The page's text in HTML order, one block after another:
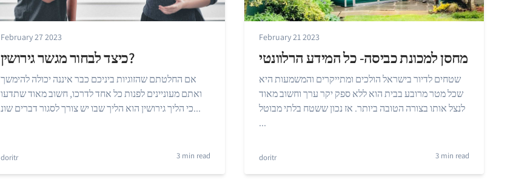
February 27 2023
כיצד לבחור מגשר גירושין?
אם החלטתם שהזוגיות ביניכם כבר איננה יכולה להימשך
ואתם מעוניינים לפנות כל אחד לדרכו, חשוב מאוד שתדעו
כי הליך גירושין הוא הליך שבו יש צורך לסגור דברים שונ...
doritr 3 min read
February 21 2023
מחסן למכונת כביסה- כל המידע הרלוונטי
שטחים לדיור בישראל הולכים ומתייקרים והמשמעות היא
שכל מטר מרובע בבית הוא ללא ספק יקר ערך וחשוב מאוד
לנצל אותו בצורה הטובה ביותר. אז נכון ששטח בלתי מבוטל
...
doritr 3 min read